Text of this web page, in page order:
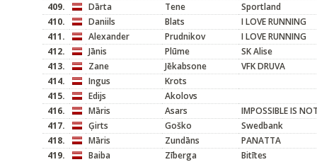
409.
Dārta Tene
Sportland
410.
Daniils Blats
I LOVE RUNNING
411.
Alexander Prudnikov
I LOVE RUNNING
412.
Jānis Plūme
SK Alise
413.
Zane Jēkabsone
VFK DRUVA
414.
Ingus
Krots
415.
Edijs
Akolovs
416.
Māris Asars
IMPOSSIBLE IS
417.
Ģirts Goško
Swedbank
418.
Māris Zundāns
PANATTA
419.
Baiba Zīberga
Bitītes